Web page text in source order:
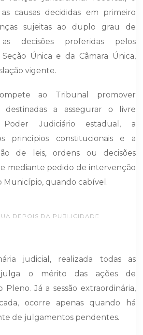
causas decididas em primeiro
sujeitas ao duplo grau de
decisões proferidas pelos
Única e da Câmara Única,
vigente.
ao Tribunal promover
destinadas a assegurar o livre
Judiciário estadual, a
princípios constitucionais e a
de leis, ordens ou decisões
mediante pedido de intervenção
Município, quando cabível.
DEPOIS DA PUBLICIDADE
judicial, realizada todas as
julga o mérito das ações de
Pleno. Já a sessão extraordinária,
ocorre apenas quando há
de julgamentos pendentes.